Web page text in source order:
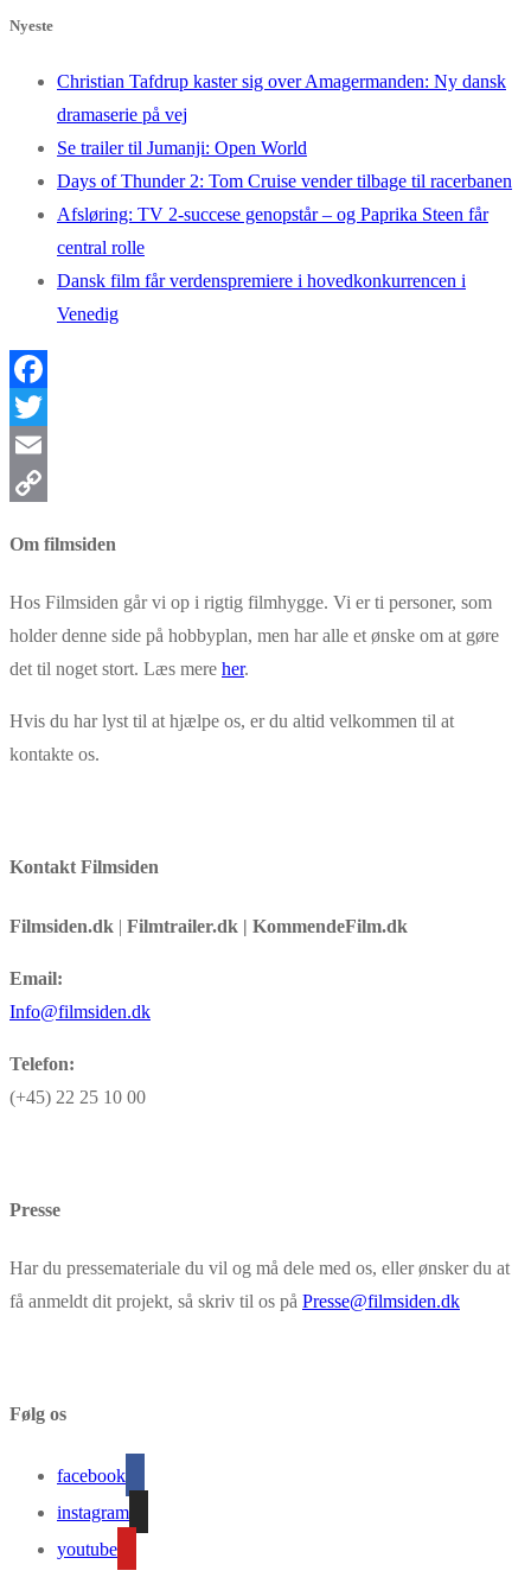
Nyeste
Christian Tafdrup kaster sig over Amagermanden: Ny dansk
dramaserie på vej
Se trailer til Jumanji: Open World
Days of Thunder 2: Tom Cruise vender tilbage til racerbanen
Afsløring: TV 2-succese genopstår – og Paprika Steen får
central rolle
Dansk film får verdenspremiere i hovedkonkurrencen i
Venedig
Facebook
Twitter
Email
Om filmsiden
Hos Filmsiden går vi op i rigtig filmhygge. Vi er ti personer, som
holder denne side på hobbyplan, men har alle et ønske om at gøre
det til noget stort. Læs mere her.
Hvis du har lyst til at hjælpe os, er du altid velkommen til at
kontakte os.
Kontakt Filmsiden
Filmsiden.dk | Filmtrailer.dk | KommendeFilm.dk
Email:
Info@filmsiden.dk
Telefon:
(+45) 22 25 10 00
Presse
Har du pressemateriale du vil og må dele med os, eller ønsker du at
få anmeldt dit projekt, så skriv til os på Presse@filmsiden.dk
Følg os
facebook
instagram
youtube